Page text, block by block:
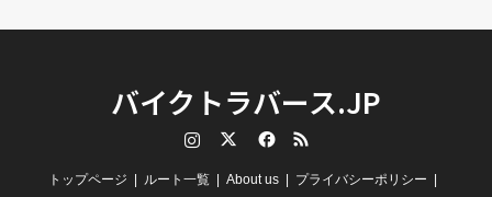
バイクトラバース.JP
RSS
トップページ ルート一覧 About us プライバシーポリシー